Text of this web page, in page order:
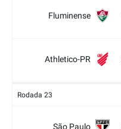
Fluminense
Athletico-PR
Rodada 23
São Paulo